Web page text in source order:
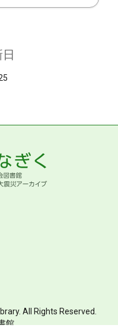
All Rights Reserved.